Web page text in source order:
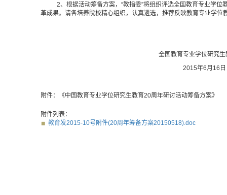
2、根据活动筹备方案，“教指委”将组织评选全国教育专业学
革成果。请各培养院校精心组织，认真遴选，推荐反映教育专业学
全国教育专业学位研究生教育指
2015年6月 16 日
附件：《中国教育专业学位研究生教育20周年研讨活动筹备方案》
附件列表：
教育发2015-10号附件(20周年筹备方案20150518).doc